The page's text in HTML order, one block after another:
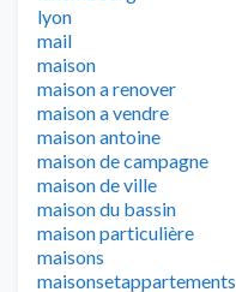
lyon
mail
maison
maison a renover
maison a vendre
maison antoine
maison de campagne
maison de ville
maison du bassin
maison particulière
maisons
maisonsetappartements